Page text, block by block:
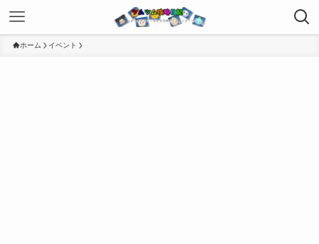
ホーム イベント